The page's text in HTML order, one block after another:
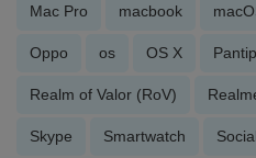
Mac Pro macbook
Oppo os OS X Pantip
Realm of Valor (RoV)
Skype Smartwatch